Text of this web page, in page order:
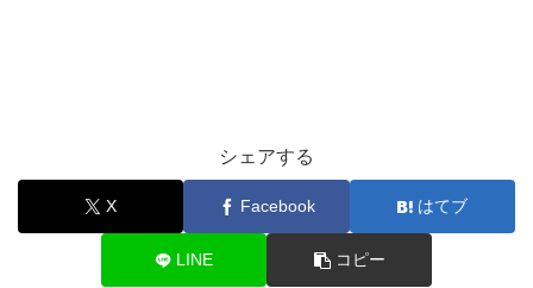
シェアする
X Facebook はてブ
LINE コピー